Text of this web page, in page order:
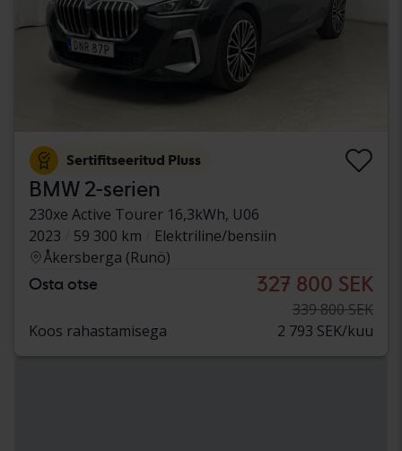
Sertifitseeritud Pluss
BMW 2-serien
230xe Active Tourer 16,3kWh, U06
2023
59 300 km
Elektriline/bensiin
Åkersberga (Runö)
Osta otse 327 800 SEK
339 800 SEK
Koos rahastamisega
2 793 SEK/kuu